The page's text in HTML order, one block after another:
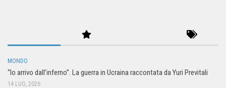
MONDO
“Io arrivo dall’inferno”. La guerra in Ucraina raccontata da Yuri Previtali
14 LUG, 2026